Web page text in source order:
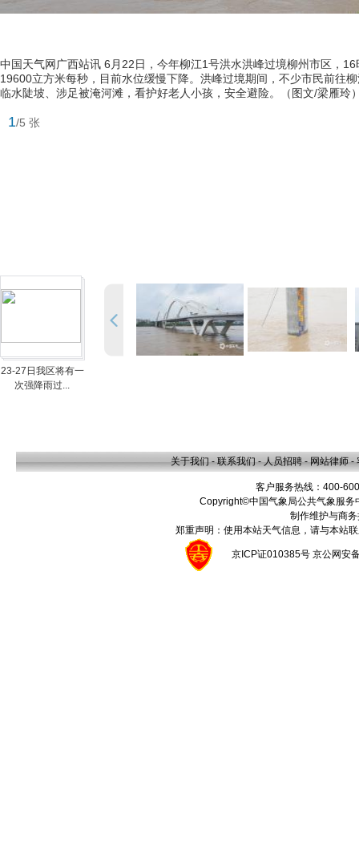
1/5 张
中国天气网广西站讯 6月22日，今年柳江1号洪水洪峰过境柳州市区，
19600立方米每秒，目前水位缓慢下降。洪峰过境期间，不少市民前往
临水陡坡、涉足被淹河滩，看护好老人小孩，安全避险。（图文/梁雁玲
23-27日我区将有一
次强降雨过...
关于我们 - 联系我们 - 人员招聘 - 网站律师 -
客户服务热线：400-
Copyright©中国气象局公共气象服
制作维护与商
郑重声明：使用本站天气信息，请与本站
京ICP证010385号 京公网安